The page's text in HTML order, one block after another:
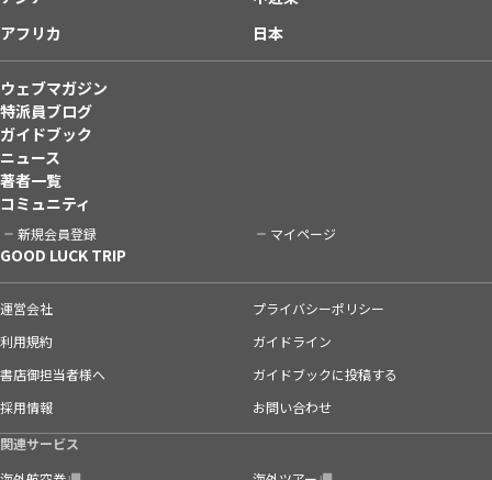
アフリカ
日本
ウェブマガジン
特派員ブログ
ガイドブック
ニュース
著者一覧
コミュニティ
新規会員登録 マイページ
GOOD LUCK TRIP
運営会社
プライバシーポリシー
利用規約
ガイドライン
書店御担当者様へ
ガイドブックに投稿する
採用情報
お問い合わせ
関連サービス